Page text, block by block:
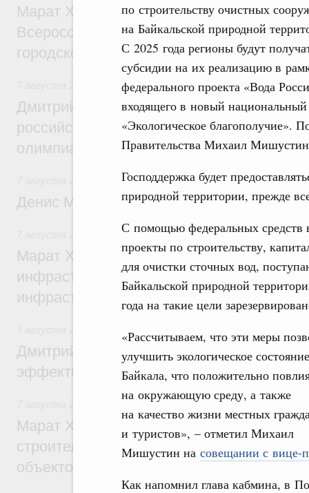
по строительству очистных
на Байкальской природной
С 2025 года регионы будут
субсидии на их реализацию в
федерального проекта «Вода
входящего в новый национальный
«Экологическое благополучие».
Правительства Михаил
Господдержка будет
природной территории, прежде
С помощью федеральных средств
проекты по строительству,
для очистки сточных вод,
Байкальской природной
года на такие цели
«Рассчитываем, что эти меры
улучшить экологическое состояние
Байкала, что положительно
на окружающую среду, а также
на качество жизни местных
и туристов», – отметил Михаил
Мишустин на совещании с вице-
Как напомнил глава кабмина, в
Марат Хуснуллин провёл заседание
Всероссийского конкурса лучших
городской среды
Отрасль информационных технологий
Дмитрий Чернышенко и Сергей Кравцов
российскую сборную с победой на
олимпиаде по искусственному
Общие вопросы промышленной политики
Денис Мантуров посетил Ярославскую
Бюджеты субъектов Федерации.
Марат Хуснуллин: 15 объектов
инфраструктуры построили и обновили
инфраструктурным кредитам
Дмитрий Патрушев: Синхронизация
эффективность поддержки сельских
Экономика городов. Городская среда
Марат Хуснуллин: «Единый заказчик»
строительство и реконструкцию более
объектов